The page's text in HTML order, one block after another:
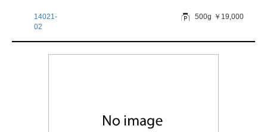
14021-
02
500g ￥19,000